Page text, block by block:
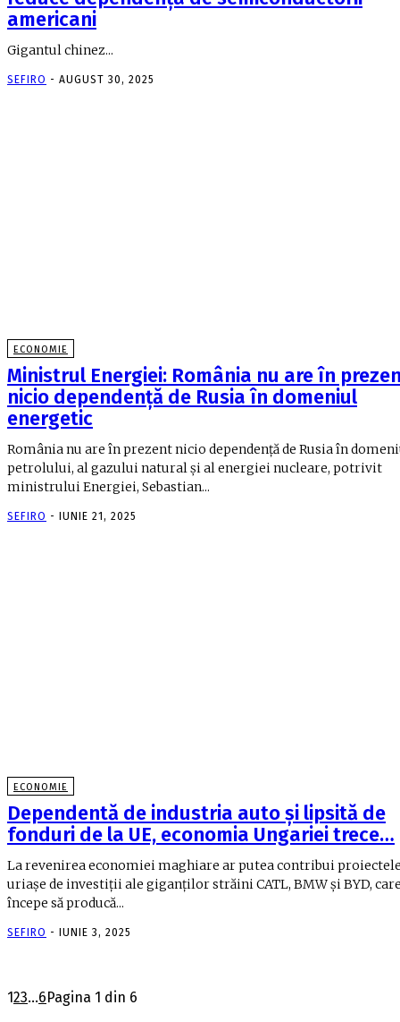
americani
Gigantul chinez...
SEFIRO - AUGUST 30, 2025
ECONOMIE
Ministrul Energiei: România nu are în
nicio dependenţă de Rusia în domeniul
energetic
România nu are în prezent nicio dependenţă de Rusia în
petrolului, al gazului natural şi al energiei nucleare, potrivit
ministrului Energiei, Sebastian...
SEFIRO - IUNIE 21, 2025
ECONOMIE
Dependentă de industria auto şi lipsită de
fonduri de la UE, economia Ungariei trece…
La revenirea economiei maghiare ar putea contribui
uriaşe de investiţii ale giganţilor străini CATL, BMW şi BYD,
începe să producă...
SEFIRO - IUNIE 3, 2025
123...6Pagina 1 din 6